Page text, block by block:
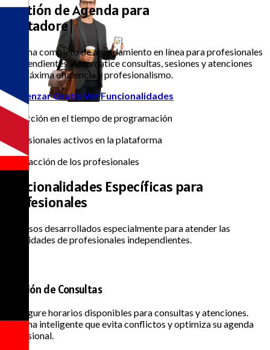
Gestión de Agenda para
|
Sistema completo de agendamiento en línea para profesionales
independientes. Automatice consultas, sesiones y atenciones
con máxima eficiencia y profesionalismo.
Comenzar Gratis Ver Funcionalidades
70%
Reducción en el tiempo de programación
Profesionales activos en la plataforma
99%
Satisfacción de los profesionales
Funcionalidades Específicas para
Profesionales
Recursos desarrollados especialmente para atender las
necesidades de profesionales independientes.
Gestión de Consultas
Configure horarios disponibles para consultas y atenciones.
Sistema inteligente que evita conflictos y optimiza su agenda
profesional.